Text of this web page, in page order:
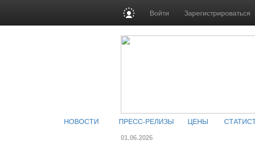
Войти Зарегистрироваться
НОВОСТИ ПРЕСС-РЕЛИЗЫ ЦЕНЫ
01.06.2026